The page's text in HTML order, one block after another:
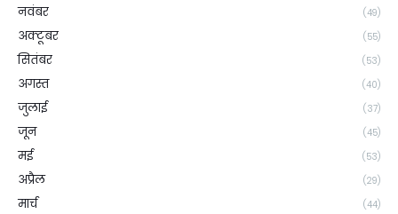
नवंबर (49)
अक्टूबर (55)
सितंबर (53)
अगस्त (40)
जुलाई (37)
जून (45)
मई (53)
अप्रैल (29)
मार्च (44)